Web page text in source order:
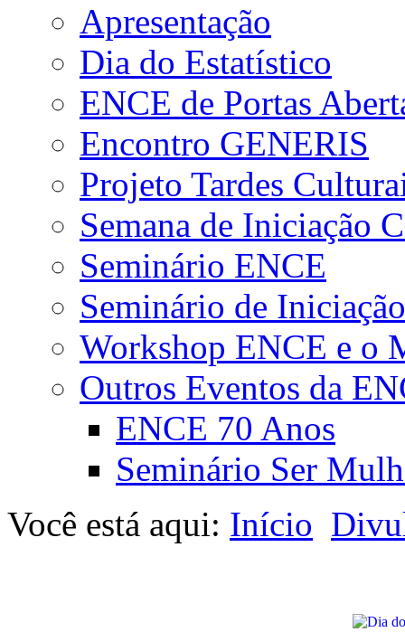
Apresentação
Dia do Estatístico
ENCE de Portas
Encontro GENERIS
Projeto Tardes
Semana de Iniciação
Seminário ENCE
Seminário de
Workshop ENCE e o
Outros Eventos da
ENCE 70 Anos
Seminário Ser
Você está aqui: Início